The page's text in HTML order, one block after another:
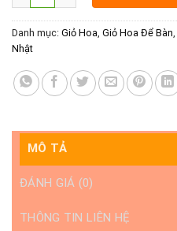
Danh mục: Giỏ Hoa Giỏ Hoa Để Bàn
Nhật
MÔ TẢ
ĐÁNH GIÁ (0)
THÔNG TIN LIÊN HỆ